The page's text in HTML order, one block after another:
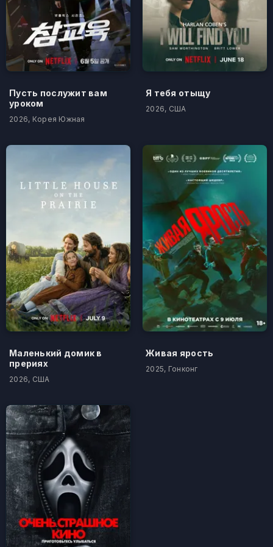
Пусть послужит вам
уроком
2026, Корея Южная
Я тебя отыщу
2026, США
Маленький домик в
прериях
2026, США
Живая ярость
2025, Гонконг